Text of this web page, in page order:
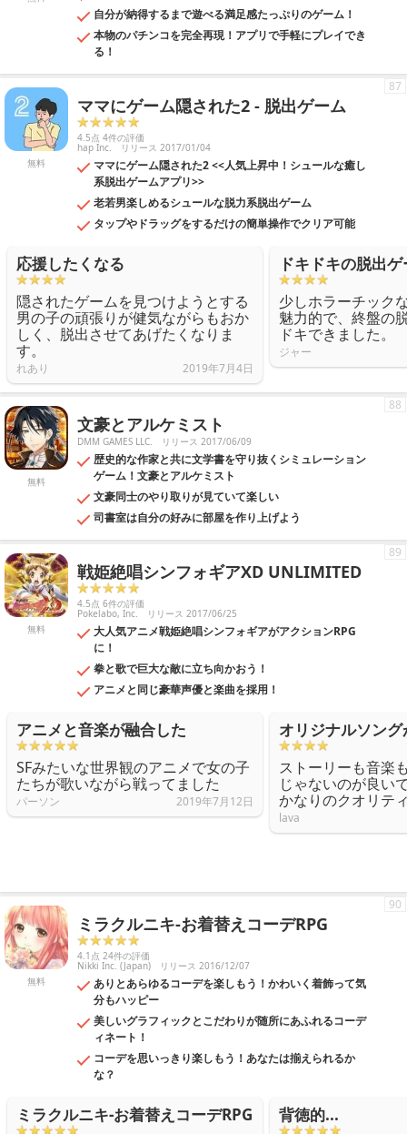
自分が納得するまで遊べる満足感たっぷりのゲーム！
本物のパチンコを完全再現！アプリで手軽にプレイでき
る！
無料
ママにゲーム隠された2 - 脱出ゲーム
4.5点 4件の評価
hap Inc. リリース 2017/01/04
ママにゲーム隠された2 <<人気上昇中！シュールな癒し
系脱出ゲームアプリ>>
老若男楽しめるシュールな脱力系脱出ゲーム
タップやドラッグをするだけの簡単操作でクリア可能
87
応援したくなる
隠されたゲームを見つけようとする
男の子の頑張りが健気ながらもおか
しく、脱出させてあげたくなりま
す。
れあり 2019年7月4日
ドキドキの脱出
少しホラーチック
魅力的で、終盤の
ドキできました。
ジャー
無料
文豪とアルケミスト
DMM GAMES LLC. リリース 2017/06/09
歴史的な作家と共に文学書を守り抜くシミュレーション
ゲーム！文豪とアルケミスト
文豪同士のやり取りが見ていて楽しい
司書室は自分の好みに部屋を作り上げよう
88
無料
戦姫絶唱シンフォギアXD UNLIMITED
4.5点 6件の評価
Pokelabo, Inc. リリース 2017/06/25
大人気アニメ戦姫絶唱シンフォギアがアクションRPG
に！
拳と歌で巨大な敵に立ち向かおう！
アニメと同じ豪華声優と楽曲を採用！
89
アニメと音楽が融合した
SFみたいな世界観のアニメで女の子
たちが歌いながら戦ってました
パーソン 2019年7月12日
オリジナルソン
ストーリーも音楽
じゃないのが良い
かなりのクオリテ
lava
無料
ミラクルニキ-お着替えコーデRPG
4.1点 24件の評価
Nikki Inc. (Japan) リリース 2016/12/07
ありとあらゆるコーデを楽しもう！かわいく着飾って気
分もハッピー
美しいグラフィックとこだわりが随所にあふれるコーデ
ィネート！
コーデを思いっきり楽しもう！あなたは揃えられるか
な？
90
ミラクルニキ-お着替えコーデRPG 背徳的...